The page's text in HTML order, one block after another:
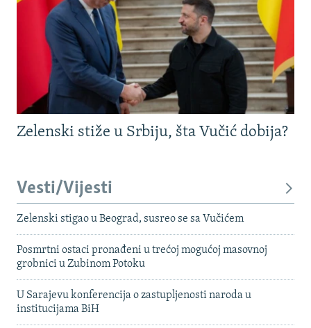
Zelenski stiže u Srbiju, šta Vučić dobija?
Vesti/Vijesti
Zelenski stigao u Beograd, susreo se sa Vučićem
Posmrtni ostaci pronađeni u trećoj mogućoj masovnoj
grobnici u Zubinom Potoku
U Sarajevu konferencija o zastupljenosti naroda u
institucijama BiH